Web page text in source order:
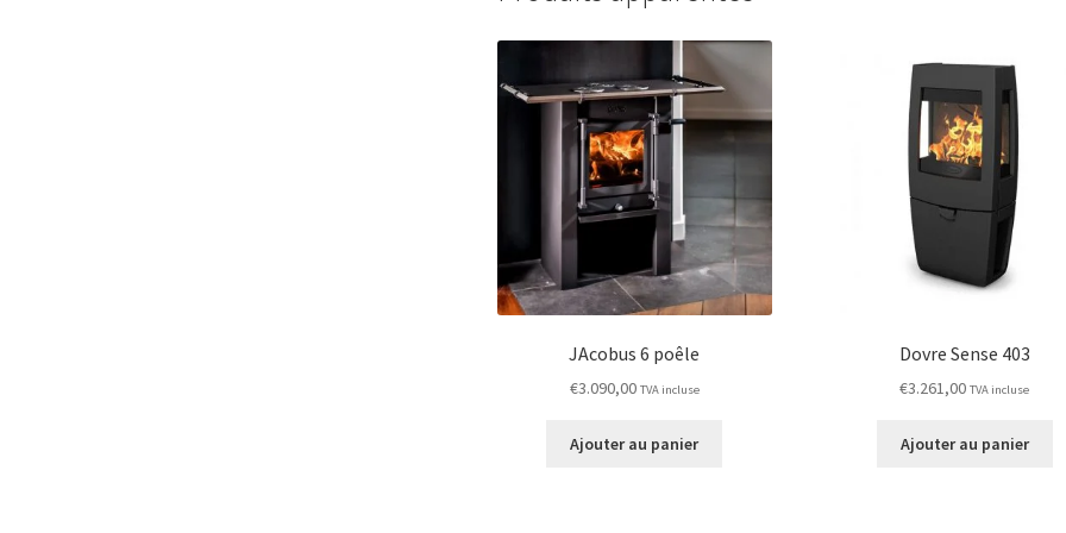
JAcobus 6 poêle
€3.090,00 TVA incluse
Ajouter au panier
Dovre Sense 403
€3.261,00 TVA incluse
Ajouter au panier